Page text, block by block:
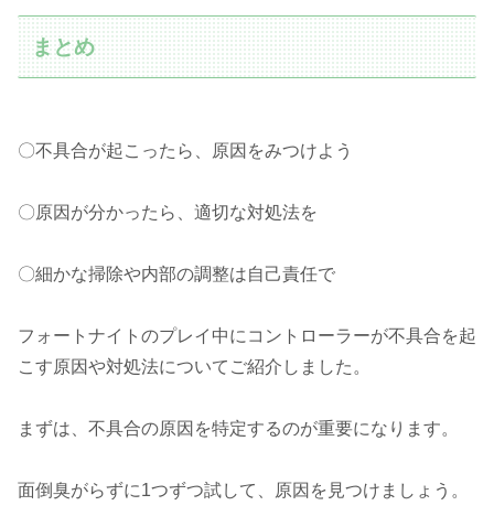
まとめ
〇不具合が起こったら、原因をみつけよう
〇原因が分かったら、適切な対処法を
〇細かな掃除や内部の調整は自己責任で
フォートナイトのプレイ中にコントローラーが不具合を起
こす原因や対処法についてご紹介しました。
まずは、不具合の原因を特定するのが重要になります。
面倒臭がらずに1つずつ試して、原因を見つけましょう。